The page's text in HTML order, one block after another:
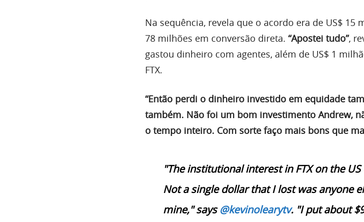
Na sequência, revela que o acordo era de US$ 15
78 milhões em conversão direta. “Apostei tudo”,
gastou dinheiro com agentes, além de US$ 1
FTX.
“Então perdi o dinheiro investido em equidade
também. Não foi um bom investimento Andrew,
o tempo inteiro. Com sorte faço mais bons que
"The institutional interest in FTX on the
Not a single dollar that I lost was anyone
mine," says@kevinolearytv. "I put about